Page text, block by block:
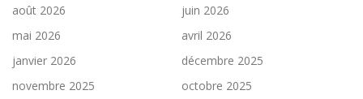
août 2026
juin 2026
mai 2026
avril 2026
janvier 2026
décembre 2025
novembre 2025
octobre 2025